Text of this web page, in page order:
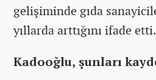
gelişiminde gıda
yıllarda arttığını ifade etti.
Kadooğlu, şunları